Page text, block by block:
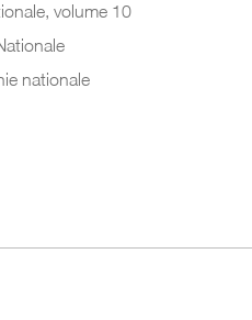
volume 10
nationale